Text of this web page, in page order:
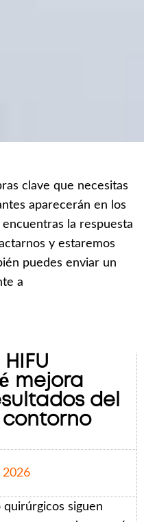
clave que necesitas
aparecerán en los
la respuesta
y estaremos
puedes enviar un
a
mejora
del
contorno
2026
siguen